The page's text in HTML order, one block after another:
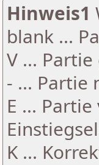
Hinweis1
blank ...
V ...
- ... Partie
E ...
K ...